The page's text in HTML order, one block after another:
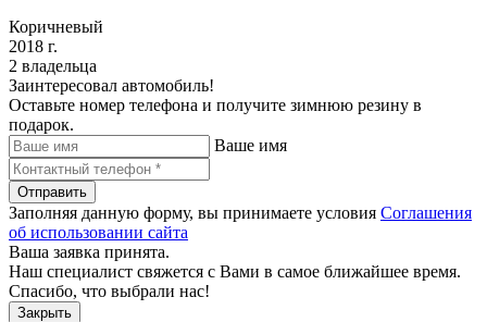
Коричневый
2018 г.
2 владельца
Заинтересовал автомобиль!
Оставьте номер телефона и получите зимнюю резину в
подарок.
Ваше имя
Отправить
Заполняя данную форму, вы принимаете условия Соглашения
об использовании сайта
Ваша заявка принята.
Наш специалист свяжется с Вами в самое ближайшее время.
Спасибо, что выбрали нас!
Закрыть